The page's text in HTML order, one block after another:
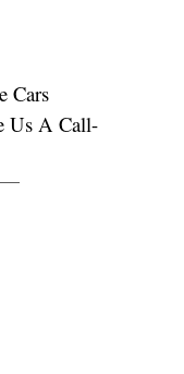
Cars
Us A Call-